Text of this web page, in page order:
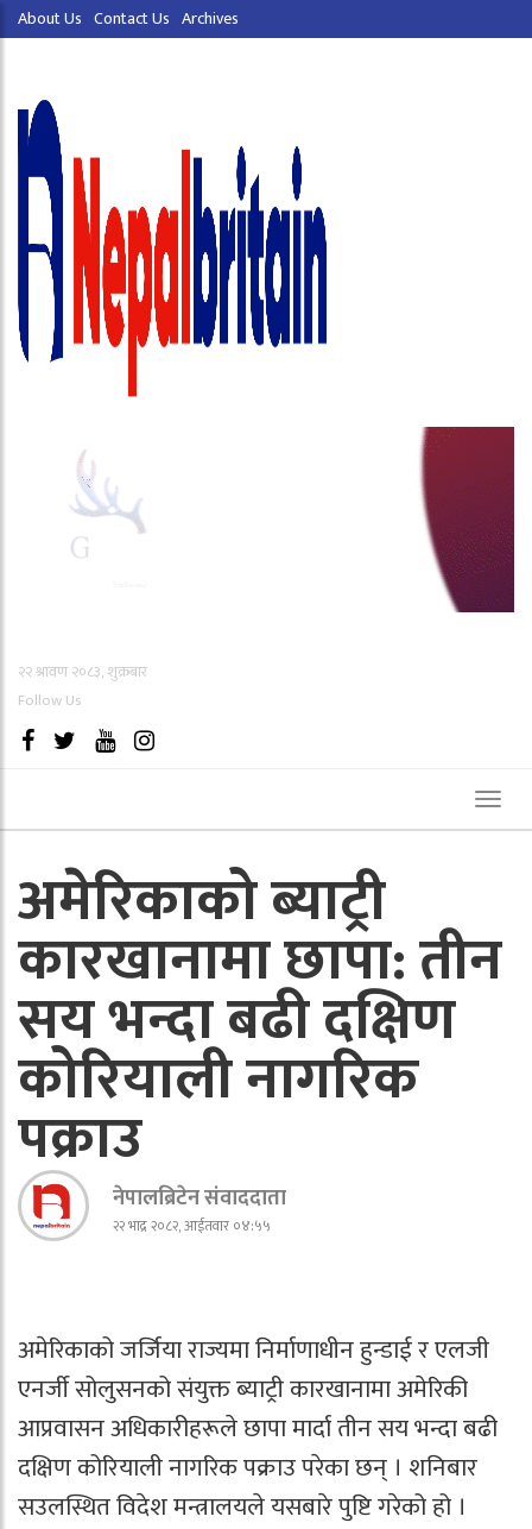
About Us Contact Us Archives
२२ श्रावण २०८३, शुक्रबार
Follow Us
अमेरिकाको ब्याट्री
कारखानामा छापा: तीन
सय भन्दा बढी दक्षिण
कोरियाली नागरिक
पक्राउ
नेपालब्रिटेन संवाददाता
२२ भाद्र २०८२, आईतवार ०४:५५
अमेरिकाको जर्जिया राज्यमा निर्माणाधीन हुन्डाई र एलजी
एनर्जी सोलुसनको संयुक्त ब्याट्री कारखानामा अमेरिकी
आप्रवासन अधिकारीहरूले छापा मार्दा तीन सय भन्दा बढी
दक्षिण कोरियाली नागरिक पक्राउ परेका छन् । शनिबार
सउलस्थित विदेश मन्त्रालयले यसबारे पुष्टि गरेको हो ।